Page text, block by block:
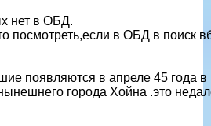
нет в ОБД.
посмотреть,если в ОБД в поиск
появляются в апреле 45 года в
города Хойна .это